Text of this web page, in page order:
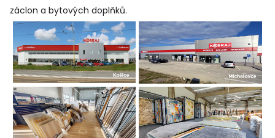
záclon a bytových doplňků.